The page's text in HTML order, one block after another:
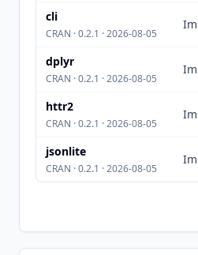
cli
CRAN · 0.2.1 · 2026-08-05
dplyr
CRAN · 0.2.1 · 2026-08-05
httr2
CRAN · 0.2.1 · 2026-08-05
jsonlite
CRAN · 0.2.1 · 2026-08-05